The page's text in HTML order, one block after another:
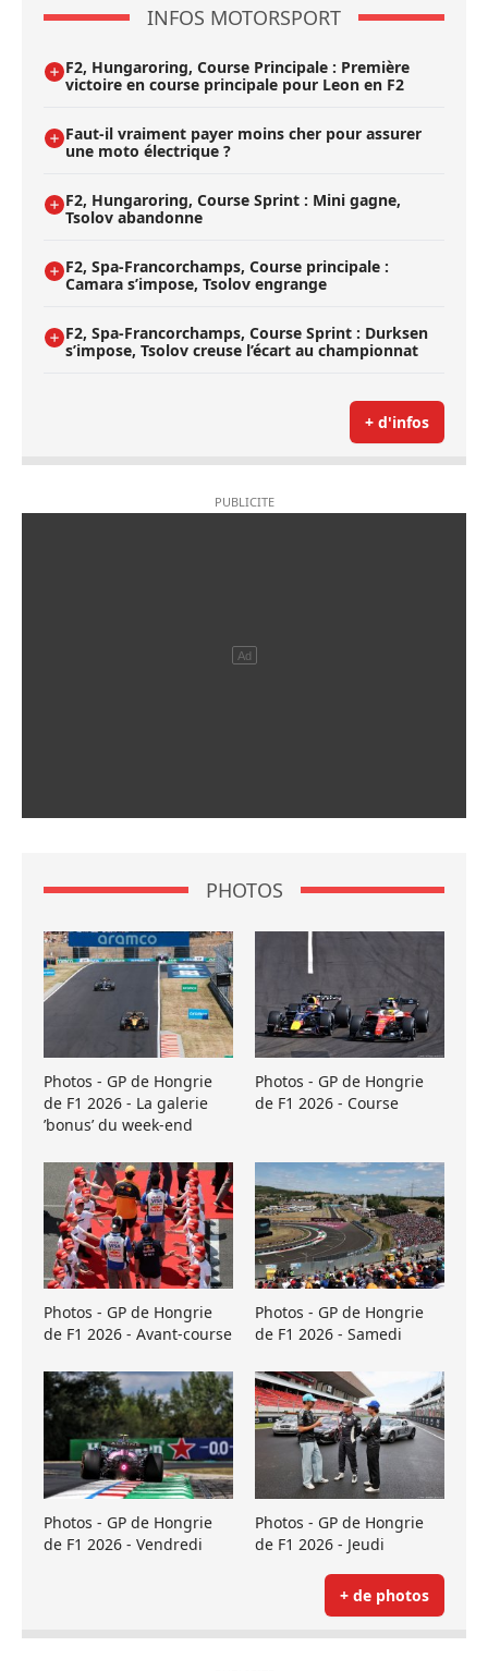
INFOS MOTORSPORT
F2, Hungaroring, Course Principale : Première
victoire en course principale pour Leon en F2
Faut-il vraiment payer moins cher pour assurer
une moto électrique ?
F2, Hungaroring, Course Sprint : Mini gagne,
Tsolov abandonne
F2, Spa-Francorchamps, Course principale :
Camara s’impose, Tsolov engrange
F2, Spa-Francorchamps, Course Sprint : Durksen
s’impose, Tsolov creuse l’écart au championnat
+ d'infos
PHOTOS
Photos - GP de Hongrie
de F1 2026 - La galerie
’bonus’ du week-end
Photos - GP de Hongrie
de F1 2026 - Course
Photos - GP de Hongrie
de F1 2026 - Avant-course
Photos - GP de Hongrie
de F1 2026 - Samedi
Photos - GP de Hongrie
de F1 2026 - Vendredi
Photos - GP de Hongrie
de F1 2026 - Jeudi
+ de photos